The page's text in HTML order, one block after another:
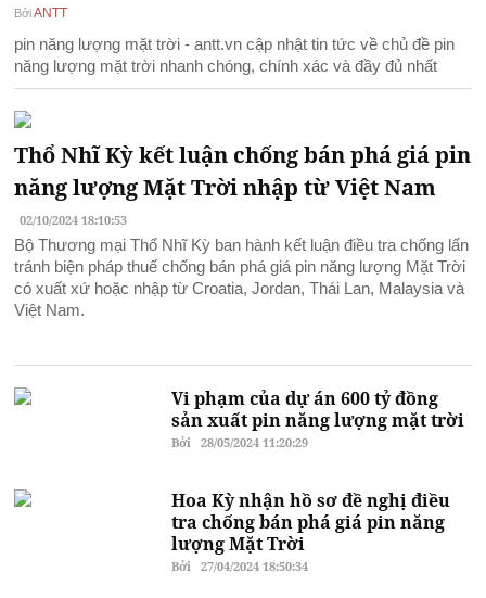
Bởi ANTT
pin năng lượng mặt trời - antt.vn cập nhật tin tức về chủ đề pin
năng lượng mặt trời nhanh chóng, chính xác và đầy đủ nhất
Thổ Nhĩ Kỳ kết luận chống bán phá giá pin
năng lượng Mặt Trời nhập từ Việt Nam
02/10/2024 18:10:53
Bộ Thương mại Thổ Nhĩ Kỳ ban hành kết luận điều tra chống lẩn
tránh biện pháp thuế chống bán phá giá pin năng lượng Mặt Trời
có xuất xứ hoặc nhập từ Croatia, Jordan, Thái Lan, Malaysia và
Việt Nam.
Vi phạm của dự án 600 tỷ đồng
sản xuất pin năng lượng mặt trời
Bởi 28/05/2024 11:20:29
Hoa Kỳ nhận hồ sơ đề nghị điều
tra chống bán phá giá pin năng
lượng Mặt Trời
Bởi 27/04/2024 18:50:34